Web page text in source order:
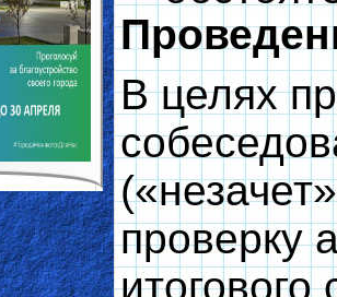
В целях
проверку